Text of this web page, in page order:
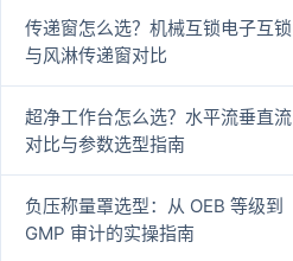
传递窗怎么选？机械互锁电子互锁
与风淋传递窗对比
超净工作台怎么选？水平流垂直流
对比与参数选型指南
负压称量罩选型：从 OEB 等级到
GMP 审计的实操指南